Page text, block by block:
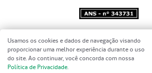
Copyright 2001 - 2026 Unimed do
Brasil - Todos os direitos reservados
Usamos os cookies e dados de navegação visando
proporcionar uma melhor experiência durante o uso
do site. Ao continuar, você concorda com nossa
Política de Privacidade.